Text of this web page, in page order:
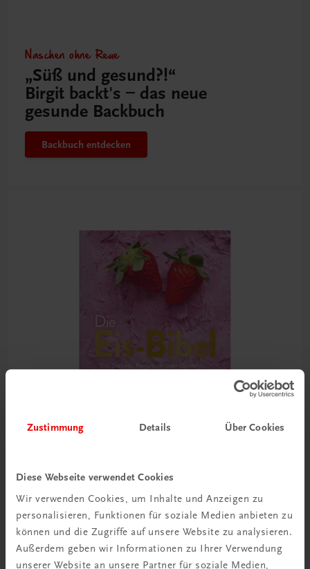
Zustimmung Details Über Cookies
Diese Webseite verwendet Cookies
Wir verwenden Cookies, um Inhalte und Anzeigen zu
personalisieren, Funktionen für soziale Medien anbieten zu
können und die Zugriffe auf unsere Website zu analysieren.
Außerdem geben wir Informationen zu Ihrer Verwendung
unserer Website an unsere Partner für soziale Medien,
Naschen ohne Reue
„Süß und gesund?!“
Birgit backt's – das neue
gesunde Backbuch
Backbuch entdecken
Die Eis-Bibel
Eis. Sorbets. Parfaits. Frozen Desserts.
€ 41,20